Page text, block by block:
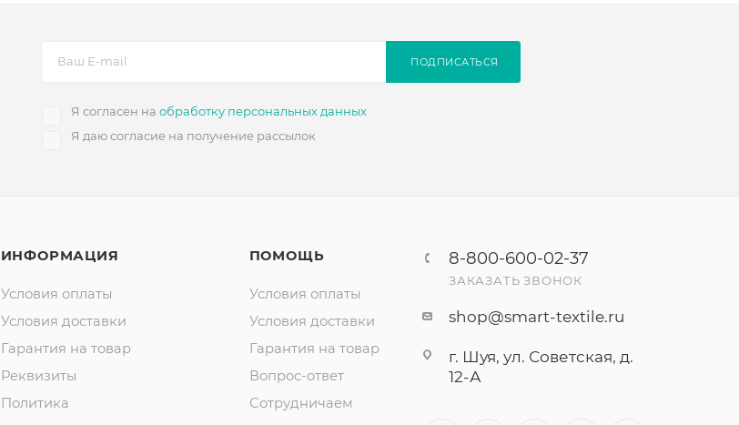
Я согласен на обработку персональных данных
Я даю согласие на получение рассылок
ПОДПИСАТЬСЯ
ИНФОРМАЦИЯ
Условия оплаты
Условия доставки
Гарантия на товар
Реквизиты
Политика
ПОМОЩЬ
Условия оплаты
Условия доставки
Гарантия на товар
Вопрос-ответ
Сотрудничаем
8-800-600-02-37
ЗАКАЗАТЬ ЗВОНОК
shop@smart-textile.ru
г. Шуя, ул. Советская, д.
12-А